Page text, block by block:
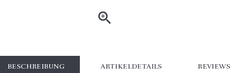

BESCHREIBUNG ARTIKELDETAILS REVIEWS